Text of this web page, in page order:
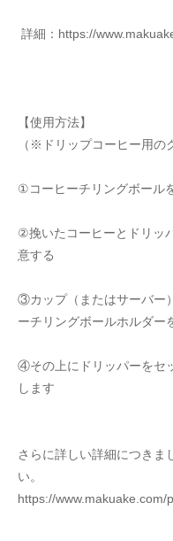
詳細：https://
【使用方法】
（※ドリップコーヒー用の
①コーヒーチリングボール
②挽いたコーヒーとドリッ
意する
③カップ（またはサーバー
ーチリングボールホルダー
④その上にドリッパーをセ
します
さらに詳しい詳細につきま
い。
https://